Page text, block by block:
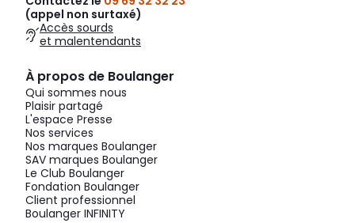
(appel non surtaxé)
Accès sourds
et malentendants
À propos de Boulanger
Qui sommes nous
Plaisir partagé
L'espace Presse
Nos services
Nos marques Boulanger
SAV marques Boulanger
Le Club Boulanger
Fondation Boulanger
Client professionnel
Boulanger INFINITY